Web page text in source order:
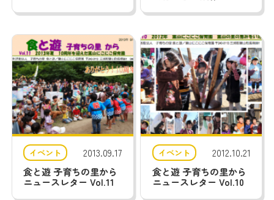
プライバシーポリシー
電話 アクセス
在園者の方へ
大竹カメラマン
写真館
イベント
2013.09.17
食と遊 子育ちの里から
ニュースレター Vol.11
イベント
2012.10.21
食と遊 子育ちの里から
ニュースレター Vol.10